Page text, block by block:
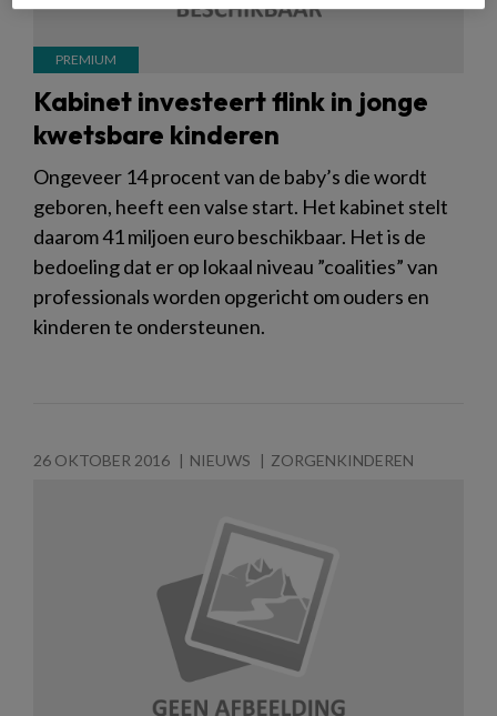
Kabinet investeert flink in jonge
kwetsbare kinderen
Ongeveer 14 procent van de baby’s die wordt
geboren, heeft een valse start. Het kabinet stelt
daarom 41 miljoen euro beschikbaar. Het is de
bedoeling dat er op lokaal niveau ”coalities” van
professionals worden opgericht om ouders en
kinderen te ondersteunen.
26 OKTOBER 2016 NIEUWS ZORGENKINDEREN